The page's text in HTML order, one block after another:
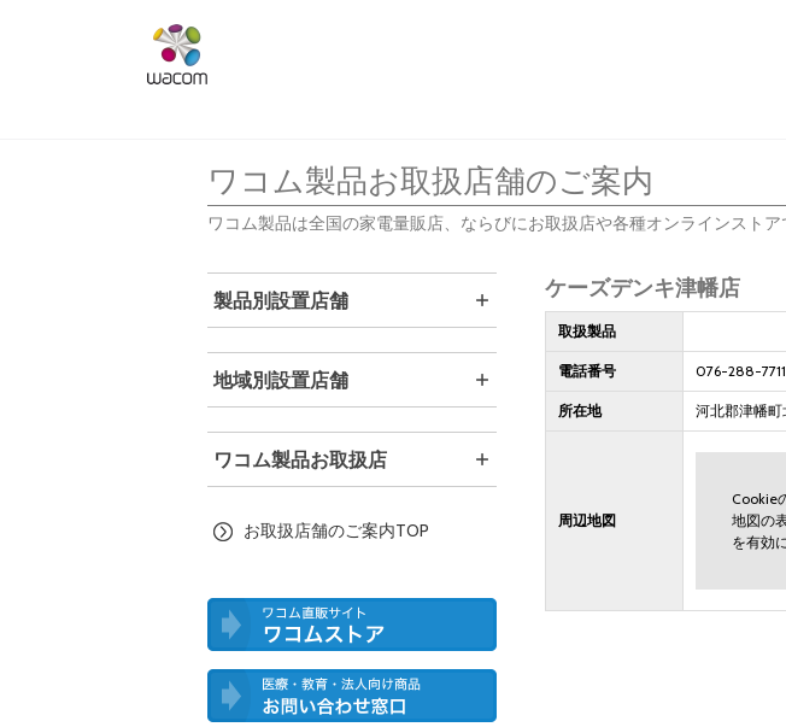
ワコム製品お取扱店舗のご案内
ワコム製品は全国の家電量販店、ならびにお取扱店や各種オンラインスト
ケーズデンキ津幡店
取扱製品
電話番号 076-288-7711
所在地 河北郡津幡町
周辺地図
Cookie
地図の
を有効
製品別設置店舗
地域別設置店舗
ワコム製品お取扱店
お取扱店舗のご案内TOP